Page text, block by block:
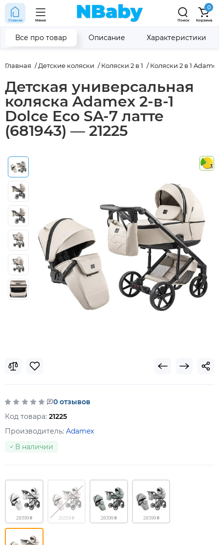
Главная Меню Поиск
0
Корзина
Главная Детские коляски Коляски 2 в 1 Коляски 2 в 1
Детская универсальная
коляска Adamex 2-в-1
Dolce Eco SA-7 латте
(681943) — 21225
Все про товар Описание Характеристики
3
0 отзывов
Код товара: 21225
Производитель: Adamex
В наличии
28399 ₴ 25559 ₴ 28399 ₴ 28399 ₴